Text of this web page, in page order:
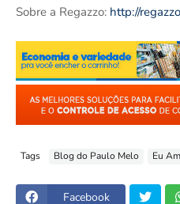
Sobre a Regazzo: http://
Tags Blog do Paulo Melo Eu
Facebook